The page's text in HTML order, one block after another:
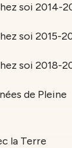
soi 2014-
soi 2015-
soi 2018-
de Pleine
la Terre